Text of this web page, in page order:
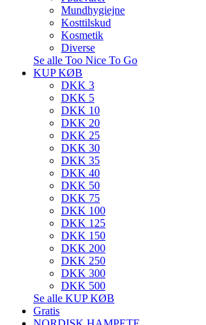
Mundhygiejne
Kosttilskud
Kosmetik
Diverse
Se alle Too Nice To Go
KUP KØB
DKK 3
DKK 5
DKK 10
DKK 20
DKK 25
DKK 30
DKK 35
DKK 40
DKK 50
DKK 75
DKK 100
DKK 125
DKK 150
DKK 200
DKK 250
DKK 300
DKK 500
Se alle KUP KØB
Gratis